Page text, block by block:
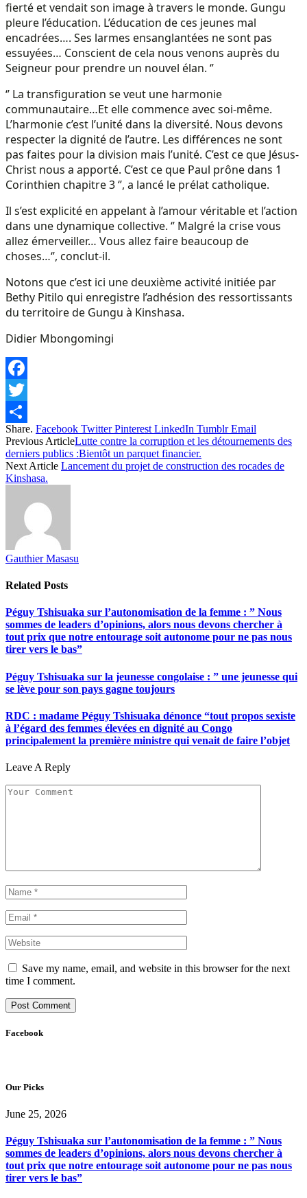
fierté et vendait son image à travers le monde. Gungu
pleure l’éducation. L’éducation de ces jeunes mal
encadrées…. Ses larmes ensanglantées ne sont pas
essuyées… Conscient de cela nous venons auprès du
Seigneur pour prendre un nouvel élan. ‘’
‘’ La transfiguration se veut une harmonie
communautaire…Et elle commence avec soi-même.
L’harmonie c’est l’unité dans la diversité. Nous devons
respecter la dignité de l’autre. Les différences ne sont
pas faites pour la division mais l’unité. C’est ce que Jésus-
Christ nous a apporté. C’est ce que Paul prône dans 1
Corinthien chapitre 3 ‘’, a lancé le prélat catholique.
Il s’est explicité en appelant à l’amour véritable et l’action
dans une dynamique collective. ‘’ Malgré la crise vous
allez émerveiller… Vous allez faire beaucoup de
choses…‘’, conclut-il.
Notons que c’est ici une deuxième activité initiée par
Bethy Pitilo qui enregistre l’adhésion des ressortissants
du territoire de Gungu à Kinshasa.
Didier Mbongomingi
Facebook
Twitter
Share
Share. Facebook Twitter Pinterest LinkedIn Tumblr Email
Previous ArticleLutte contre la corruption et les détournements des
derniers publics :Bientôt un parquet financier.
Next Article Lancement du projet de construction des rocades de
Kinshasa.
Gauthier Masasu
Related Posts
Péguy Tshisuaka sur l’autonomisation de la femme : ” Nous
sommes de leaders d’opinions, alors nous devons chercher à
tout prix que notre entourage soit autonome pour ne pas nous
tirer vers le bas”
Péguy Tshisuaka sur la jeunesse congolaise : ” une jeunesse qui
se lève pour son pays gagne toujours
RDC : madame Péguy Tshisuaka dénonce “tout propos sexiste
à l’égard des femmes élevées en dignité au Congo
principalement la première ministre qui venait de faire l’objet
Leave A Reply
Save my name, email, and website in this browser for the next
time I comment.
Facebook
Our Picks
June 25, 2026
Péguy Tshisuaka sur l’autonomisation de la femme : ” Nous
sommes de leaders d’opinions, alors nous devons chercher à
tout prix que notre entourage soit autonome pour ne pas nous
tirer vers le bas”